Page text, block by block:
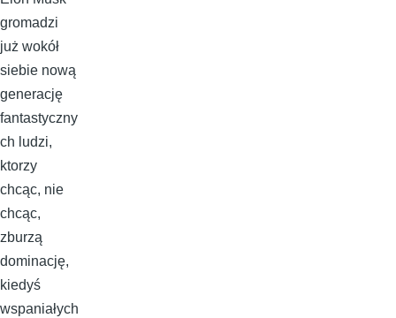
gromadzi
już wokół
siebie nową
generację
fantastyczny
ch ludzi,
ktorzy
chcąc, nie
chcąc,
zburzą
dominację,
kiedyś
wspaniałych